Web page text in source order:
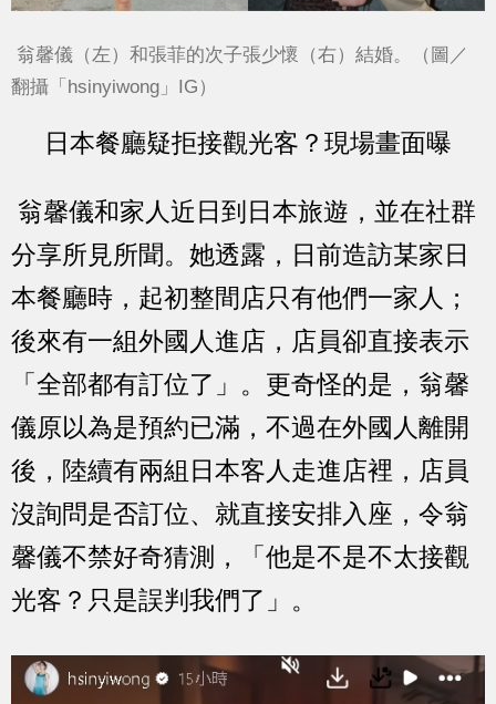
翁馨儀（左）和張菲的次子張少懷（右）結婚。（圖／
翻攝「hsinyiwong」IG）
日本餐廳疑拒接觀光客？現場畫面曝
翁馨儀和家人近日到日本旅遊，並在社群
分享所見所聞。她透露，日前造訪某家日
本餐廳時，起初整間店只有他們一家人；
後來有一組外國人進店，店員卻直接表示
「全部都有訂位了」。更奇怪的是，翁馨
儀原以為是預約已滿，不過在外國人離開
後，陸續有兩組日本客人走進店裡，店員
沒詢問是否訂位、就直接安排入座，令翁
馨儀不禁好奇猜測，「他是不是不太接觀
光客？只是誤判我們了」。